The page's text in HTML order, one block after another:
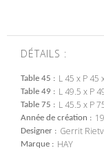
DÉTAILS :
Table 45 L 45 x P 45
Table 49 L 49.5 x P
Table 75 L 45.5 x P
Année de création
Designer Gerrit
Marque HAY